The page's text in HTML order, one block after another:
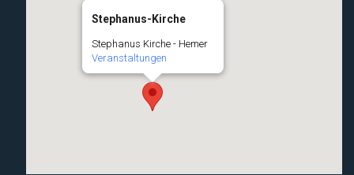
Stephanus-Kirche
Stephanus Kirche - Hemer
Veranstaltungen